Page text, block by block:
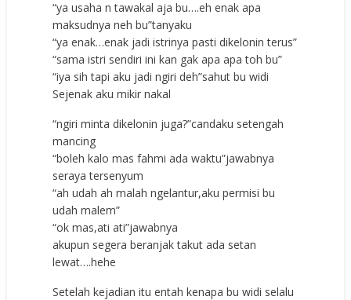
“ya usaha n tawakal aja bu….eh enak apa
maksudnya neh bu”tanyaku
“ya enak…enak jadi istrinya pasti dikelonin terus”
“sama istri sendiri ini kan gak apa apa toh bu”
“iya sih tapi aku jadi ngiri deh”sahut bu widi
Sejenak aku mikir nakal
“ngiri minta dikelonin juga?”candaku setengah
mancing
“boleh kalo mas fahmi ada waktu”jawabnya
seraya tersenyum
“ah udah ah malah ngelantur,aku permisi bu
udah malem”
“ok mas,ati ati”jawabnya
akupun segera beranjak takut ada setan
lewat….hehe
Setelah kejadian itu entah kenapa bu widi selalu